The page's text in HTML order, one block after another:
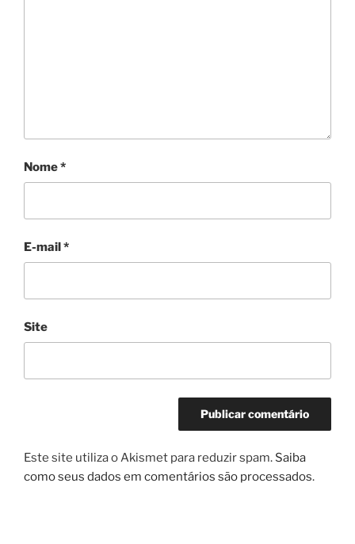
Nome*
E-mail*
Site
Este site utiliza o Akismet para reduzir spam. Saiba
como seus dados em comentários são processados.